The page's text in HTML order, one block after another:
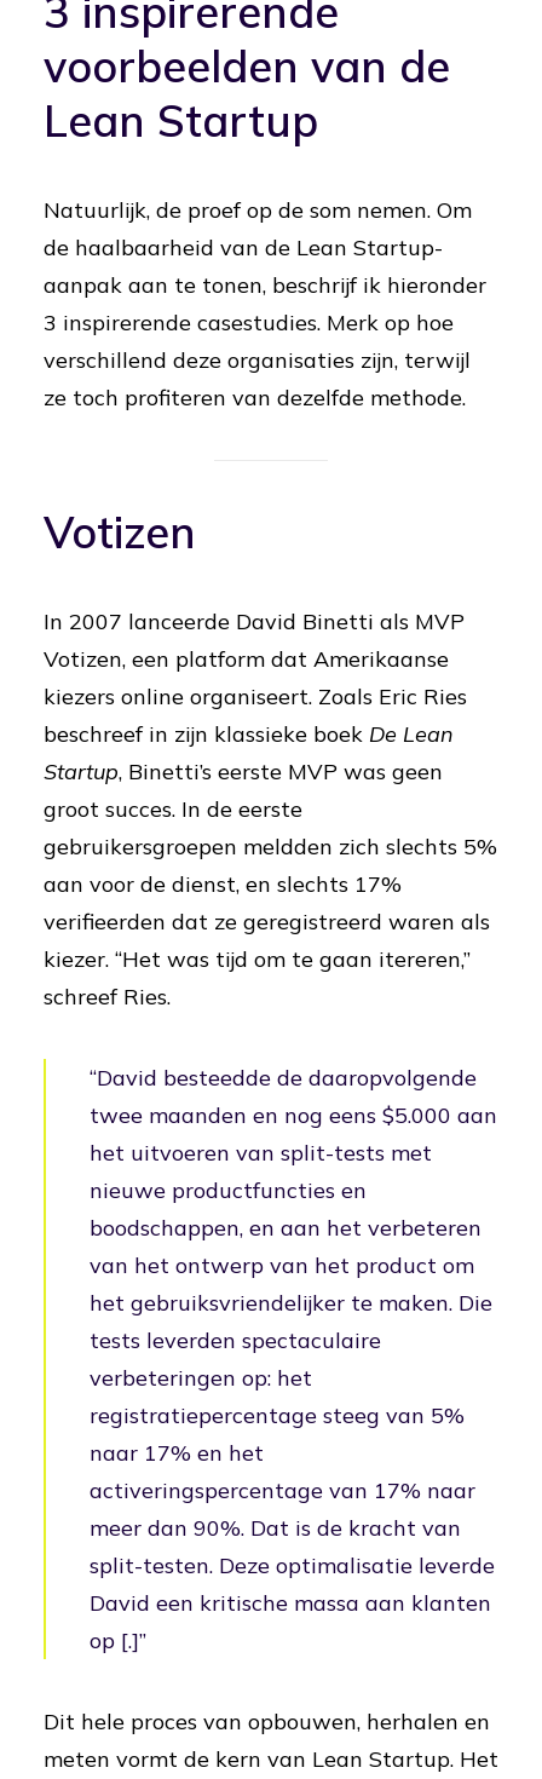
3 inspirerende
voorbeelden van de
Lean Startup
Natuurlijk, de proef op de som nemen. Om
de haalbaarheid van de Lean Startup-
aanpak aan te tonen, beschrijf ik hieronder
3 inspirerende casestudies. Merk op hoe
verschillend deze organisaties zijn, terwijl
ze toch profiteren van dezelfde methode.
Votizen
In 2007 lanceerde David Binetti als MVP
Votizen, een platform dat Amerikaanse
kiezers online organiseert. Zoals Eric Ries
beschreef in zijn klassieke boek De Lean
Startup, Binetti’s eerste MVP was geen
groot succes. In de eerste
gebruikersgroepen meldden zich slechts 5%
aan voor de dienst, en slechts 17%
verifieerden dat ze geregistreerd waren als
kiezer. “Het was tijd om te gaan itereren,”
schreef Ries.
“David besteedde de daaropvolgende
twee maanden en nog eens $5.000 aan
het uitvoeren van split-tests met
nieuwe productfuncties en
boodschappen, en aan het verbeteren
van het ontwerp van het product om
het gebruiksvriendelijker te maken. Die
tests leverden spectaculaire
verbeteringen op: het
registratiepercentage steeg van 5%
naar 17% en het
activeringspercentage van 17% naar
meer dan 90%. Dat is de kracht van
split-testen. Deze optimalisatie leverde
David een kritische massa aan klanten
op [.]”
Dit hele proces van opbouwen, herhalen en
meten vormt de kern van Lean Startup. Het